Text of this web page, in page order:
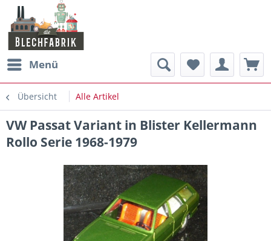
Menü
Übersicht Alle Artikel
VW Passat Variant in Blister Kellermann
Rollo Serie 1968-1979